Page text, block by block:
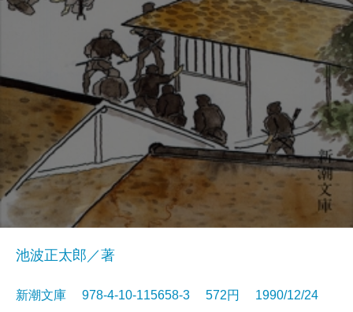
池波正太郎／著
新潮文庫 978-4-10-115658-3 572円 1990/12/24